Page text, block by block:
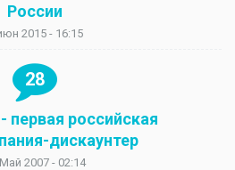
России
2015 - 16:15
28
первая российская
дискаунтер
2007 - 02:14